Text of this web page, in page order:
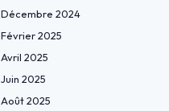
Décembre 2024
Février 2025
Avril 2025
Juin 2025
Août 2025